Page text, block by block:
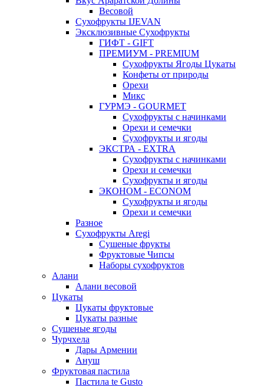
Весовой
Сухофрукты IJEVAN
Эксклюзивные Сухофрукты
ГИФТ - GIFT
ПРЕМИУМ - PREMIUM
Сухофрукты Ягоды Цукаты
Конфеты от природы
Орехи
Микс
ГУРМЭ - GOURMET
Сухофрукты с начинками
Орехи и семечки
Сухофрукты и ягоды
ЭКСТРА - EXTRA
Сухофрукты с начинками
Орехи и семечки
Сухофрукты и ягоды
ЭКОНОМ - ECONOM
Сухофрукты и ягоды
Орехи и семечки
Разное
Сухофрукты Aregi
Сушеные фрукты
Фруктовые Чипсы
Наборы сухофруктов
Алани
Алани весовой
Цукаты
Цукаты фруктовые
Цукаты разные
Сушеные ягоды
Чурчхела
Дары Армении
Ануш
Фруктовая пастила
Пастила te Gusto